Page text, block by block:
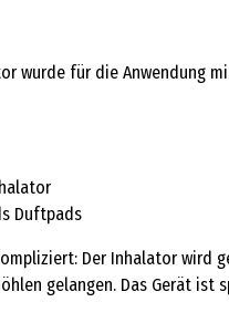
wurde für die Anwendung
Duftpads
Der Inhalator wird
gelangen. Das Gerät